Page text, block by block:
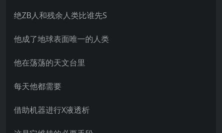
绝ZB人和残余人类比谁先S
他成了地球表面唯一的人类
他在荡荡的天文台里
每天他都需要
借助机器进行X液透析